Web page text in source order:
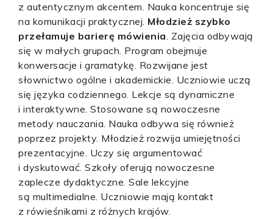
z autentycznym akcentem. Nauka koncentruje się
na komunikacji praktycznej. Młodzież szybko
przełamuje barierę mówienia. Zajęcia odbywają
się w małych grupach. Program obejmuje
konwersacje i gramatykę. Rozwijane jest
słownictwo ogólne i akademickie. Uczniowie uczą
się języka codziennego. Lekcje są dynamiczne
i interaktywne. Stosowane są nowoczesne
metody nauczania. Nauka odbywa się również
poprzez projekty. Młodzież rozwija umiejętności
prezentacyjne. Uczy się argumentować
i dyskutować. Szkoły oferują nowoczesne
zaplecze dydaktyczne. Sale lekcyjne
są multimedialne. Uczniowie mają kontakt
z rówieśnikami z różnych krajów.